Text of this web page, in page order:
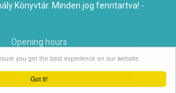
Got it!
you get the best experience on our website.
Könyvtár. Minden jog fenntartva! -
Opening hours